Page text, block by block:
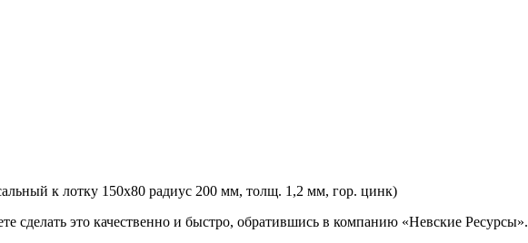
к лотку 150х80 радиус 200 мм, толщ. 1,2 мм, гор. цинк)
сделать это качественно и быстро, обратившись в компанию «Невские Ресурсы».